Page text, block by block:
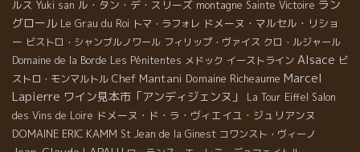
ルス Yuki san ル・タン・デ・スリーズ montagne Sainte Victoire ラン
グロール Le Grau du Roi トマ・ラフォレ ドメーヌ・マルセル・リショ
ー ビストロ・シャンブルノワール フィリップ・ヴァイス クロ・ルジャール
Domaine de la Borde Les Pénitentes メドック イーストライン Alsace ビ
ストロ・モンマルトル Chef Mantani Domaine Richeaume Marcel
Lapierre ワイン見本市「アンディジェンヌ」 La Tour Eiffel Salon
des Vins de Loire ドメーヌ・ド・ラ・ヴィエイユ・ジュリアンヌ
DOMAINE ERIC KAMM St Jean de la Ginest コワンスト・ヴィーノ